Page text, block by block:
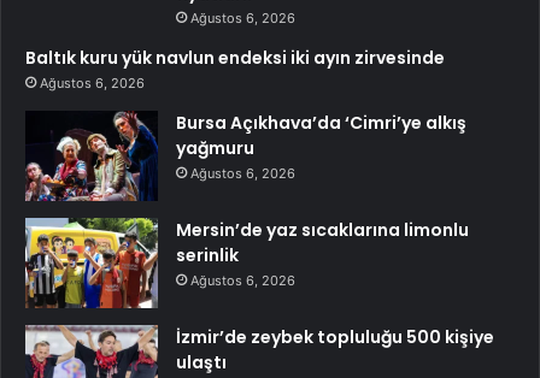
Ağustos 6, 2026
Baltık kuru yük navlun endeksi iki ayın zirvesinde
Ağustos 6, 2026
Bursa Açıkhava’da ‘Cimri’ye alkış
yağmuru
Ağustos 6, 2026
Mersin’de yaz sıcaklarına limonlu
serinlik
Ağustos 6, 2026
İzmir’de zeybek topluluğu 500 kişiye
ulaştı